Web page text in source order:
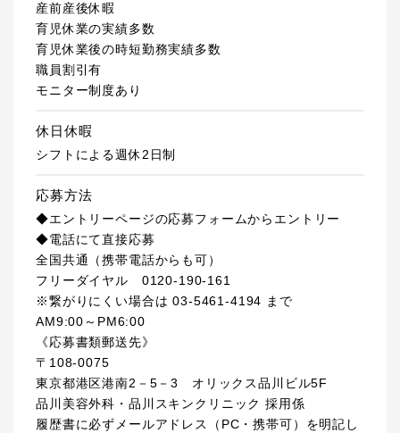
産前産後休暇
育児休業の実績多数
育児休業後の時短勤務実績多数
職員割引有
モニター制度あり
休日休暇
シフトによる週休2日制
応募方法
◆エントリーページの応募フォームからエントリー
◆電話にて直接応募
全国共通（携帯電話からも可）
フリーダイヤル 0120-190-161
※繋がりにくい場合は 03-5461-4194 まで
AM9:00～PM6:00
《応募書類郵送先》
〒108-0075
東京都港区港南2－5－3 オリックス品川ビル5F
品川美容外科・品川スキンクリニック 採用係
履歴書に必ずメールアドレス（PC・携帯可）を明記し